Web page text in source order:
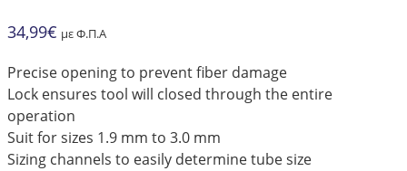
34,99€ με Φ.Π.Α
Precise opening to prevent fiber damage
Lock ensures tool will closed through the entire
operation
Suit for sizes 1.9 mm to 3.0 mm
Sizing channels to easily determine tube size